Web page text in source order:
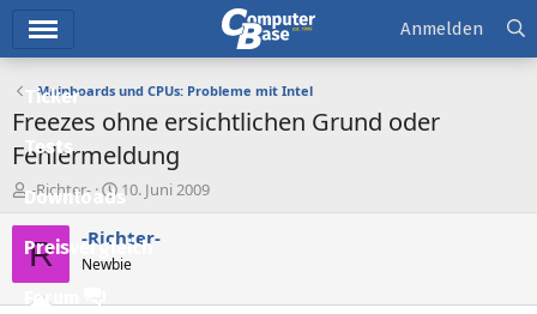
Ticker
Tests
Downloads
Preisvergleich
Forum
Anmelden
Mainboards und CPUs: Probleme mit Intel
Freezes ohne ersichtlichen Grund oder
Fehlermeldung
E
r
s
t
-Richter-
E
r
s
t
e
10. Juni 2009
R -Richter-
Newbie